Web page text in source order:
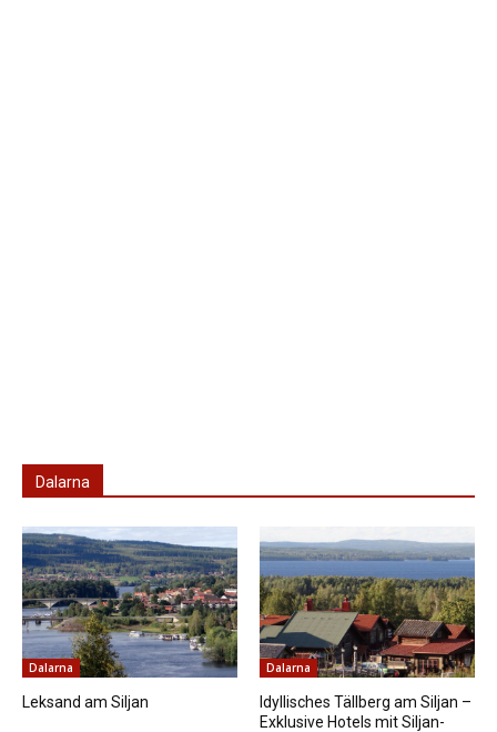
Dalarna
Dalarna
Leksand am Siljan
Dalarna
Idyllisches Tällberg am Siljan –
Exklusive Hotels mit Siljan-